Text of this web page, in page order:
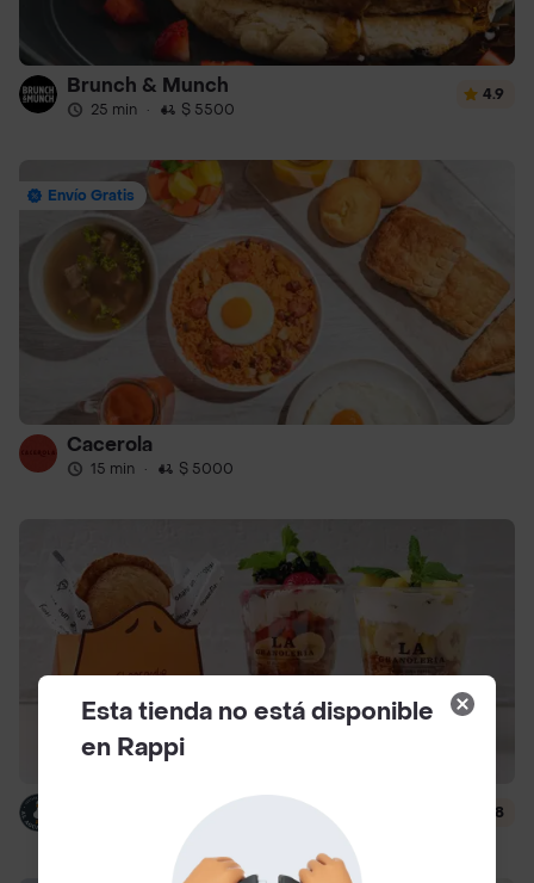
Brunch & Munch
25 min · $ 5500
4.9
Envío Gratis
Cacerola
15 min · $ 5000
$ 4500
4.8
Esta tienda no está disponible
en Rappi